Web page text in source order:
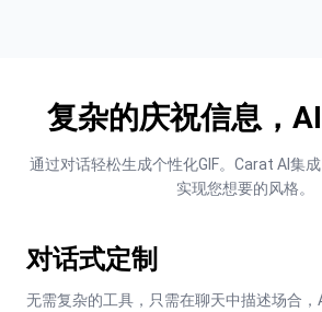
复杂的庆祝信息，
通过对话轻松生成个性化GIF。Carat AI集
实现您想要的风格。
对话式定制
无需复杂的工具，只需在聊天中描述场合，